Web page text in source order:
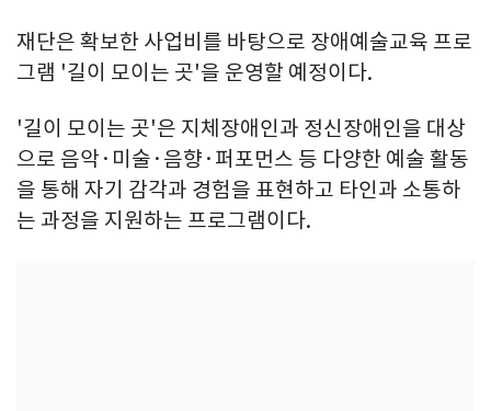
재단은 확보한 사업비를 바탕으로 장애예술교육 프로
그램 '길이 모이는 곳'을 운영할 예정이다.
'길이 모이는 곳'은 지체장애인과 정신장애인을 대상
으로 음악·미술·음향·퍼포먼스 등 다양한 예술 활동
을 통해 자기 감각과 경험을 표현하고 타인과 소통하
는 과정을 지원하는 프로그램이다.